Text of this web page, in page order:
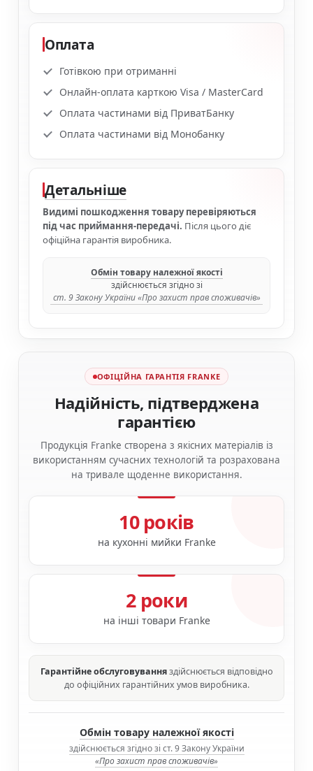
Оплата
Готівкою при отриманні
Онлайн-оплата карткою Visa / MasterCard
Оплата частинами від ПриватБанку
Оплата частинами від Монобанку
Детальніше
Видимі пошкодження товару перевіряються
під час приймання-передачі. Після цього діє
офіційна гарантія виробника.
Обмін товару належної якості
здійснюється згідно зі
ст. 9 Закону України «Про захист прав споживачів»
ОФІЦІЙНА ГАРАНТІЯ FRANKE
Надійність, підтверджена
гарантією
Продукція Franke створена з якісних матеріалів із
використанням сучасних технологій та розрахована
на тривале щоденне використання.
10 років
на кухонні мийки Franke
2 роки
на інші товари Franke
Гарантійне обслуговуванняздійснюється відповідно
до офіційних гарантійних умов виробника.
Обмін товару належної якості
здійснюється згідно зі ст. 9 Закону України
«Про захист прав споживачів»